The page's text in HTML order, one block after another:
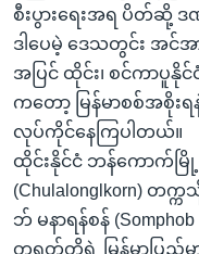
စီးပွားရေးအရ ပိတ်ဆို့
ဒါပေမဲ့ ဒေသတွင်း အင်အ
အပြင် ထိုင်း၊ စင်ကာပူ
ကတော့ မြန်မာစစ်အစိုး
လုပ်ကိုင်နေကြပါတယ်။
ထိုင်းနိုင်ငံ ဘန်ကောက်မ
(Chulalonglkorn) တ
ဘ် မနာရန်စန်
တရုတ်တို့ရဲ့ မြန်မာပြည်မှ